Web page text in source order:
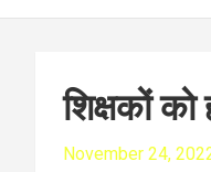
n
शिक्षकों
November 24,